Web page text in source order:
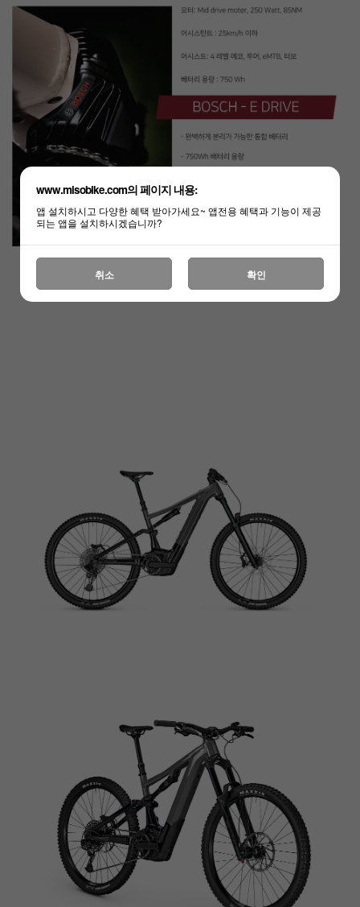
www.misobike.com의 페이지 내용:
앱 설치하시고 다양한 혜택 받아가세요~ 앱전용 혜택과 기능이 제공
되는 앱을 설치하시겠습니까?
취소 확인